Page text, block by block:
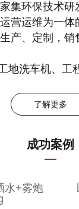
集环保技术
营运维为一体
产、定制，销
地洗车机、工
了解更多
成功案例